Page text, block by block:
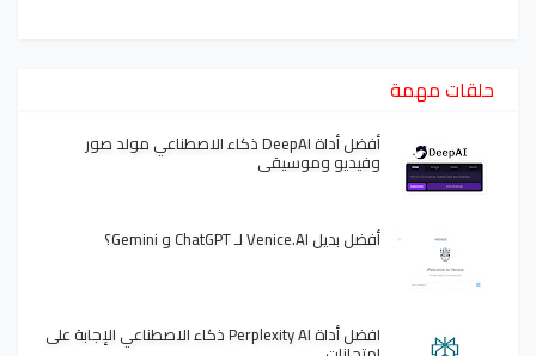
حلقات مهمة
أفضل أداة DeepAI ذكاء الاصطناعي مولد صور
وفيديو وموسيقى
أفضل بديل Venice.AI لـ ChatGPT و Gemini؟
افضل أداة Perplexity AI ذكاء الاصطناعي الإجابة على